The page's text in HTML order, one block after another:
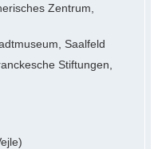
Zentrum,
Saalfeld
Stiftungen,